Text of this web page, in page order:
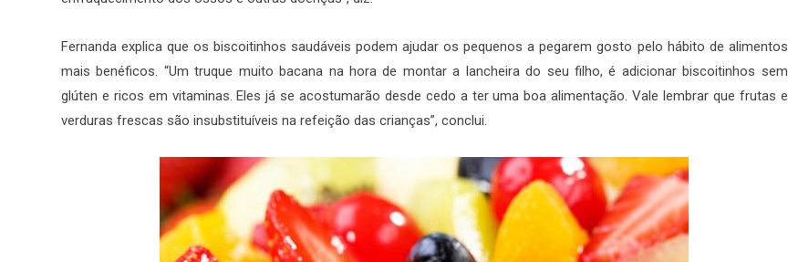
Fernanda explica que os biscoitinhos saudáveis podem ajudar os pequenos a pegarem gosto pelo hábito de alimentos
mais benéficos. “Um truque muito bacana na hora de montar a lancheira do seu filho, é adicionar biscoitinhos sem
glúten e ricos em vitaminas. Eles já se acostumarão desde cedo a ter uma boa alimentação. Vale lembrar que frutas e
verduras frescas são insubstituíveis na refeição das crianças”, conclui.